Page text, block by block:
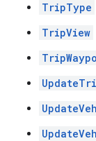
TripType
TripView